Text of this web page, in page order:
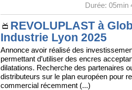
Durée: 05min
REVOLUPLAST à
Industrie Lyon 2025
Annonce avoir réalisé des
permettant d’utiliser des encres
dilatations. Recherche des partenaires
distributeurs sur le plan européen pour
commercial récemment (...)